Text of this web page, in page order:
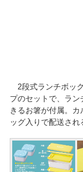
2段式ランチボッ
プのセットで、ラ
きるお箸が付属。
ッグ入りで配送され